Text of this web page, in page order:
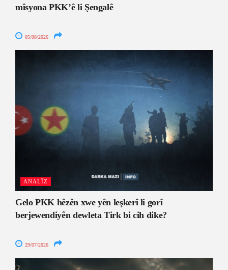
mîsyona PKK’ê li Şengalê
05/08/2026
ANALÎZ
Gelo PKK hêzên xwe yên leşkerî li gorî
berjewendiyên dewleta Tirk bi cih dike?
29/07/2026